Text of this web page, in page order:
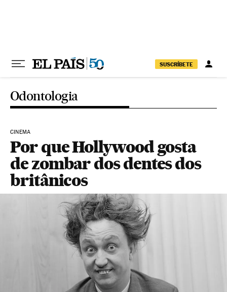
SUSCRÍBETE
Odontologia
CINEMA
Por que Hollywood gosta
de zombar dos dentes dos
britânicos